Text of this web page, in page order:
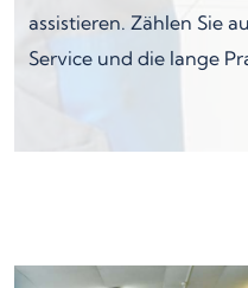
assistieren. Zählen Sie
Service und die lange